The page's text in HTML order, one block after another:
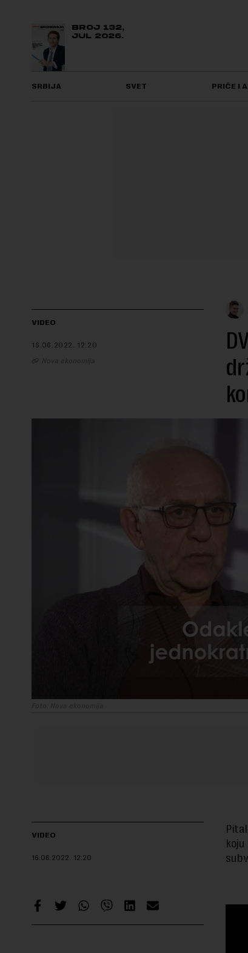
BROJ 132,
JUL 2026.
SRBIJA SVET PRIČE I
VIDEO
16.06.2022. 12:20
Nova ekonomija
VIDEO
16.06.2022. 12:20